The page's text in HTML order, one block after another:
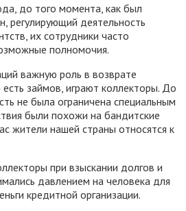
до того момента, как был
регулирующий деятельность
их сотрудники часто
полномочия.
важную роль в возврате
займов, играют коллекторы. До
не была ограничена специальным
были похожи на бандитские
жители нашей страны относятся к
при взыскании долгов и
давлением на человека для
кредитной организации.